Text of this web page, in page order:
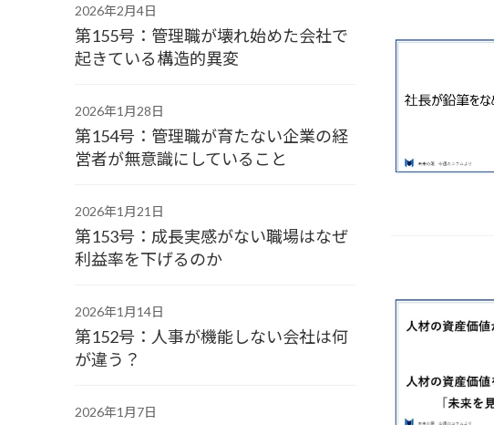
2026年2月4日
第155号：管理職が壊れ始めた会社で
起きている構造的異変
2026年1月28日
第154号：管理職が育たない企業の経
営者が無意識にしていること
2026年1月21日
第153号：成長実感がない職場はなぜ
利益率を下げるのか
2026年1月14日
第152号：人事が機能しない会社は何
が違う？
2026年1月7日